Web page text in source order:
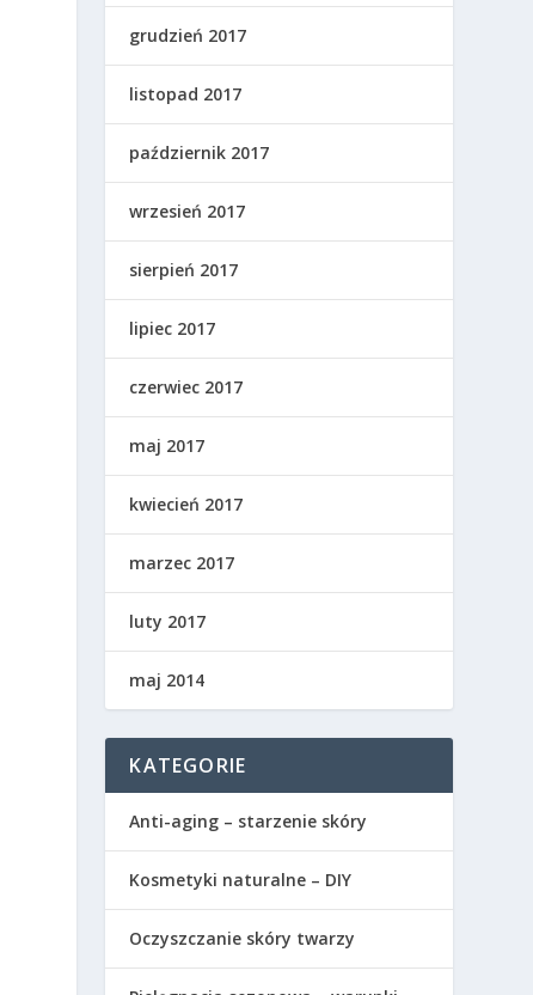
grudzień 2017
listopad 2017
październik 2017
wrzesień 2017
sierpień 2017
lipiec 2017
czerwiec 2017
maj 2017
kwiecień 2017
marzec 2017
luty 2017
maj 2014
KATEGORIE
Anti-aging – starzenie skóry
Kosmetyki naturalne – DIY
Oczyszczanie skóry twarzy